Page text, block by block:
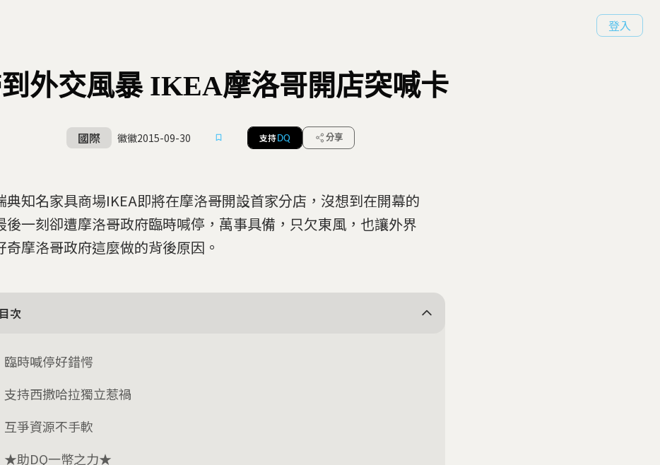
登入
外交風暴 IKEA摩洛哥開店突喊卡
國際 徽徽2015-09-30 支持 DQ 分享
典知名家具商場IKEA即將在摩洛哥開設首家分店，沒想到在開幕的
後一刻卻遭摩洛哥政府臨時喊停，萬事具備，只欠東風，也讓外界
奇摩洛哥政府這麼做的背後原因。
目次
臨時喊停好錯愕
支持西撒哈拉獨立惹禍
互爭資源不手軟
★助DQ一幣之力★